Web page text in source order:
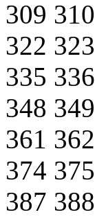
309 310
322 323
335 336
348 349
361 362
374 375
387 388